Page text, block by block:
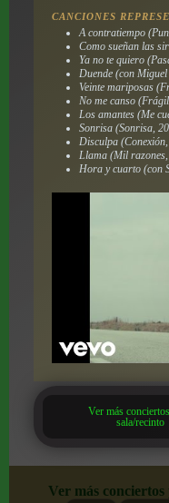
CANCIONES
A contratiempo
Como sueñan las
Ya no te quiero
Duende (con
Veinte mariposas
No me canso
Los amantes (Me
Sonrisa (Sonrisa,
Disculpa
Llama (Mil
Hora y cuarto (con
Ver más
sala/recinto
Ver más